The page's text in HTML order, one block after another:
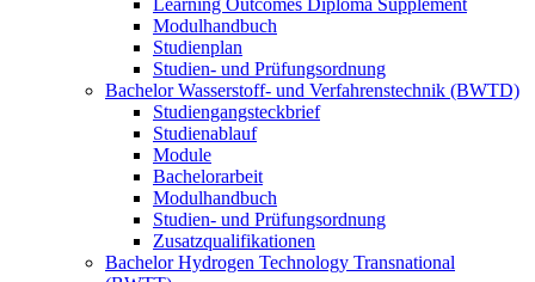
Learning Outcomes Diploma Supplement
Modulhandbuch
Studienplan
Studien- und Prüfungsordnung
Bachelor Wasserstoff- und Verfahrenstechnik (BWTD)
Studiengangsteckbrief
Studienablauf
Module
Bachelorarbeit
Modulhandbuch
Studien- und Prüfungsordnung
Zusatzqualifikationen
Bachelor Hydrogen Technology Transnational